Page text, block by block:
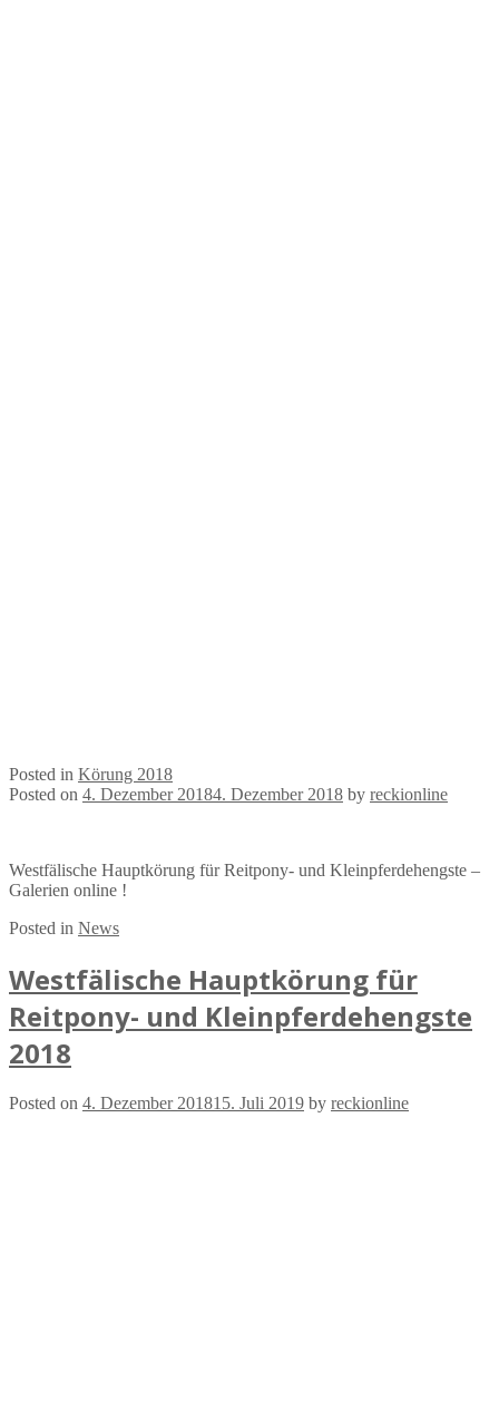
Posted in Körung 2018
Posted on 4. Dezember 20184. Dezember 2018 by reckionline
Westfälische Hauptkörung für Reitpony- und Kleinpferdehengste –
Galerien online !
Posted in News
Westfälische Hauptkörung für
Reitpony- und Kleinpferdehengste
2018
Posted on 4. Dezember 201815. Juli 2019 by reckionline